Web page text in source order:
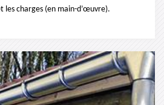
les charges (en main-d’œuvre).